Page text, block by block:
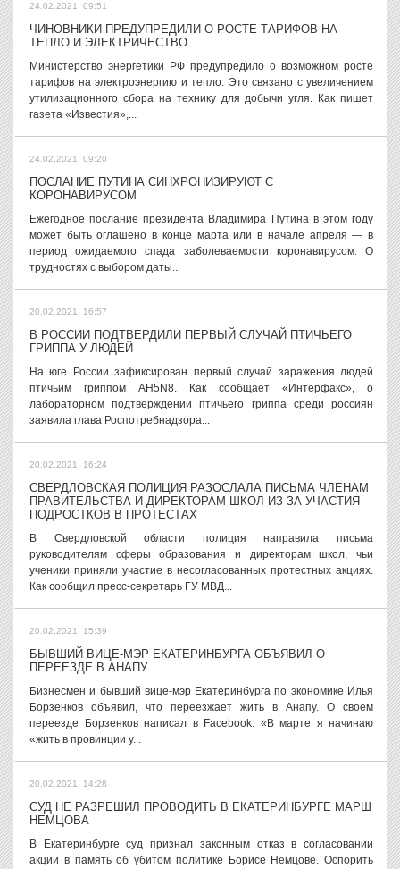
24.02.2021, 09:51
ЧИНОВНИКИ ПРЕДУПРЕДИЛИ О РОСТЕ ТАРИФОВ НА
ТЕПЛО И ЭЛЕКТРИЧЕСТВО
Министерство энергетики РФ предупредило о возможном росте
тарифов на электроэнергию и тепло. Это связано с увеличением
утилизационного сбора на технику для добычи угля. Как пишет
газета «Известия»,...
24.02.2021, 09:20
ПОСЛАНИЕ ПУТИНА СИНХРОНИЗИРУЮТ С
КОРОНАВИРУСОМ
Ежегодное послание президента Владимира Путина в этом году
может быть оглашено в конце марта или в начале апреля — в
период ожидаемого спада заболеваемости коронавирусом. О
трудностях с выбором даты...
20.02.2021, 16:57
В РОССИИ ПОДТВЕРДИЛИ ПЕРВЫЙ СЛУЧАЙ ПТИЧЬЕГО
ГРИППА У ЛЮДЕЙ
На юге России зафиксирован первый случай заражения людей
птичьим гриппом AH5N8. Как сообщает «Интерфакс», о
лабораторном подтверждении птичьего гриппа среди россиян
заявила глава Роспотребнадзора...
20.02.2021, 16:24
СВЕРДЛОВСКАЯ ПОЛИЦИЯ РАЗОСЛАЛА ПИСЬМА ЧЛЕНАМ
ПРАВИТЕЛЬСТВА И ДИРЕКТОРАМ ШКОЛ ИЗ-ЗА УЧАСТИЯ
ПОДРОСТКОВ В ПРОТЕСТАХ
В Свердловской области полиция направила письма
руководителям сферы образования и директорам школ, чьи
ученики приняли участие в несогласованных протестных акциях.
Как сообщил пресс-секретарь ГУ МВД...
20.02.2021, 15:39
БЫВШИЙ ВИЦЕ-МЭР ЕКАТЕРИНБУРГА ОБЪЯВИЛ О
ПЕРЕЕЗДЕ В АНАПУ
Бизнесмен и бывший вице-мэр Екатеринбурга по экономике Илья
Борзенков объявил, что переезжает жить в Анапу. О своем
переезде Борзенков написал в Facebook. «В марте я начинаю
«жить в провинции у...
20.02.2021, 14:28
СУД НЕ РАЗРЕШИЛ ПРОВОДИТЬ В ЕКАТЕРИНБУРГЕ МАРШ
НЕМЦОВА
В Екатеринбурге суд признал законным отказ в согласовании
акции в память об убитом политике Борисе Немцове. Оспорить